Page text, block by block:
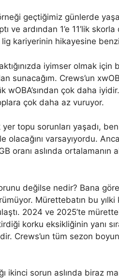
geçtiğimiz günlerde
ve ardından 1’e 11’lik
kariyerinin hikayesine
iyimser olmak için
sunacağım. Crews’un
wOBA’sından çok daha
çok daha az vuruyor.
topu sorunları yaşadı,
olacağını varsayıyordu.
oranı aslında ortalamanın
değilse nedir? Bana
Mürettebatın bu
2024 ve 2025’te
korku eksikliğinin yanı
Crews’un tüm sezon
ikinci sorun aslında biraz